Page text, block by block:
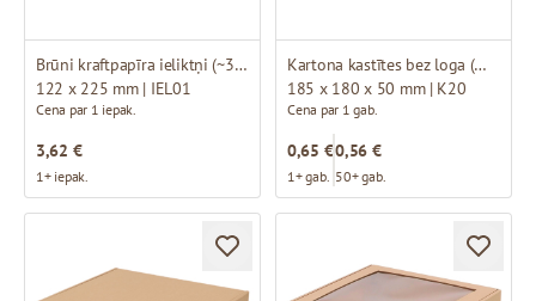
Brūni kraftpapīra ieliktņi (~340 loksnes)
122 x 225 mm | IEL01
Cena par 1 iepak.
3,62 €
1+ iepak.
Kartona kastītes bez loga (mikrogofras)
185 x 180 x 50 mm | K20
Cena par 1 gab.
0,65 €
1+ gab.
0,56 €
50+ gab.